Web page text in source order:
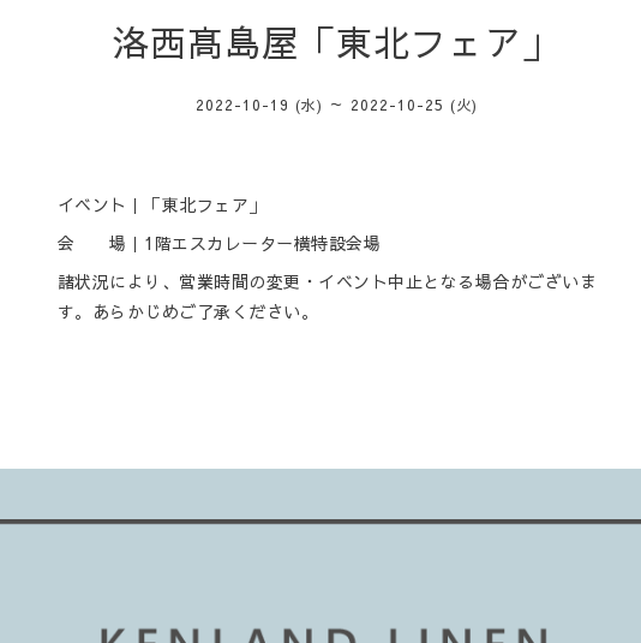
洛西髙島屋「東北フェア」
2022-10-19 (水) ～ 2022-10-25 (火)
イベント｜「東北フェア」
会 場｜1階エスカレーター横特設会場
諸状況により、営業時間の変更・イベント中止となる場合がございま
す。あらかじめご了承ください。